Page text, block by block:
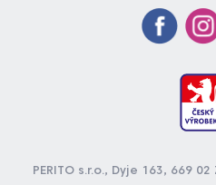
PERITO s.r.o., Dyje 163, 669